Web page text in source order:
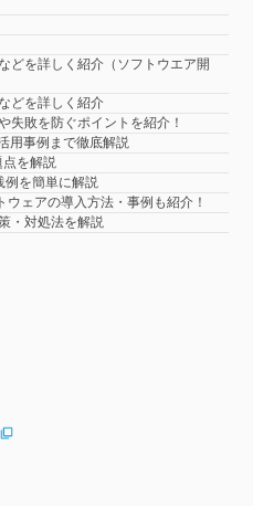
どを詳しく紹介（ソフトウエア開
どを詳しく紹介
失敗を防ぐポイントを紹介！
用事例まで徹底解説
点を解説
例を簡単に解説
ェアの導入方法・事例も紹介！
・対処法を解説